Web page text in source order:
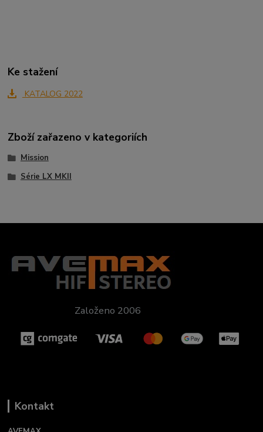
Ke stažení
KATALOG 2022
Zboží zařazeno v kategoriích
Mission
Série LX MKII
Založeno 2006
Kontakt